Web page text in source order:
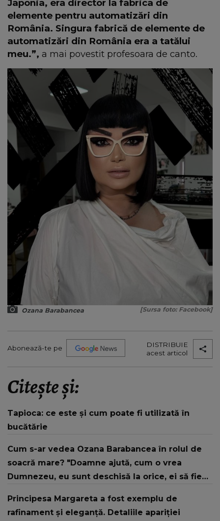
Japonia, era director la fabrica de
elemente pentru automatizări din
România. Singura fabrică de elemente de
automatizări din România era a tatălui
meu.”, a mai povestit profesoara de canto.
Ozana Barabancea [Sursa foto: Facebook]
Abonează-te pe
DISTRIBUIE
acest articol
Citește și:
Tapioca: ce este și cum poate fi utilizată în
bucătărie
Cum s-ar vedea Ozana Barabancea în rolul de
soacră mare? "Doamne ajută, cum o vrea
Dumnezeu, eu sunt deschisă la orice, ei să fie
Principesa Margareta a fost exemplu de
rafinament și eleganță. Detaliile apariției